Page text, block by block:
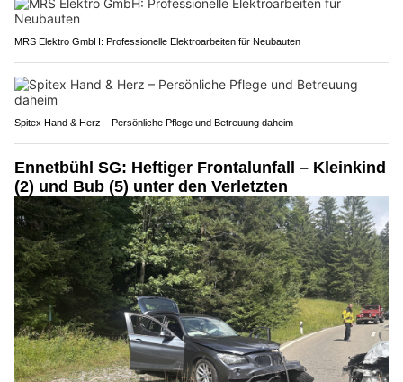
MRS Elektro GmbH: Professionelle Elektroarbeiten für Neubauten
Spitex Hand & Herz – Persönliche Pflege und Betreuung daheim
Ennetbühl SG: Heftiger Frontalunfall – Kleinkind
(2) und Bub (5) unter den Verletzten